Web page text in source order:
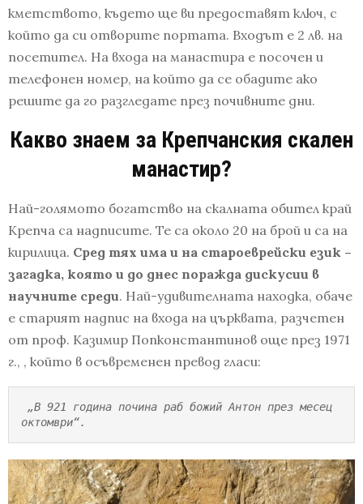
кметството, където ще ви предоставят ключ, с
който да си отворите портата. Входът е 2 лв. на
посетител. На входа на манастира е посочен и
телефонен номер, на който да се обадите ако
решите да го разгледате през почивните дни.
Какво знаем за Крепчанския скален
манастир?
Най-голямото богатство на скалната обител край
Крепча са надписите. Те са около 20 на брой и са на
кирилица. Сред тях има и на староеврейски език –
загадка, която и до днес поражда дискусии в
научните среди. Най-удивителната находка, обаче
е старият надпис на входа на църквата, разчетен
от проф. Казимир Попконстантинов още през 1971
г., , който в осъвременен превод гласи:
„В 921 година почина раб божий Антон през месец
октомври“.